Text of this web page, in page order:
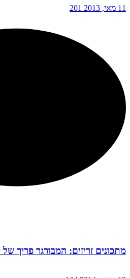
11 מאי, 2013 201
מתכונים זריזים: המבורגר פריך